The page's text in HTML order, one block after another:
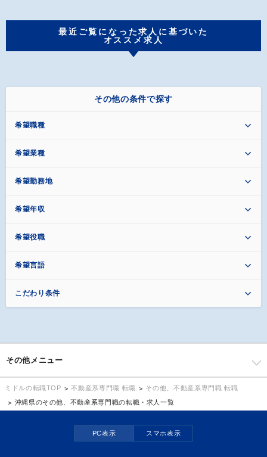
最近ご覧になった求人に基づいた
オススメ求人
その他の条件で探す
希望職種
希望業種
希望勤務地
希望年収
希望役職
希望言語
こだわり条件
その他メニュー
ミドルの転職TOP 不動産系専門職 転職
その他、不動産系専門職 転職
沖縄県のその他、不動産系専門職の転職・求人一覧
PC表示 スマホ表示